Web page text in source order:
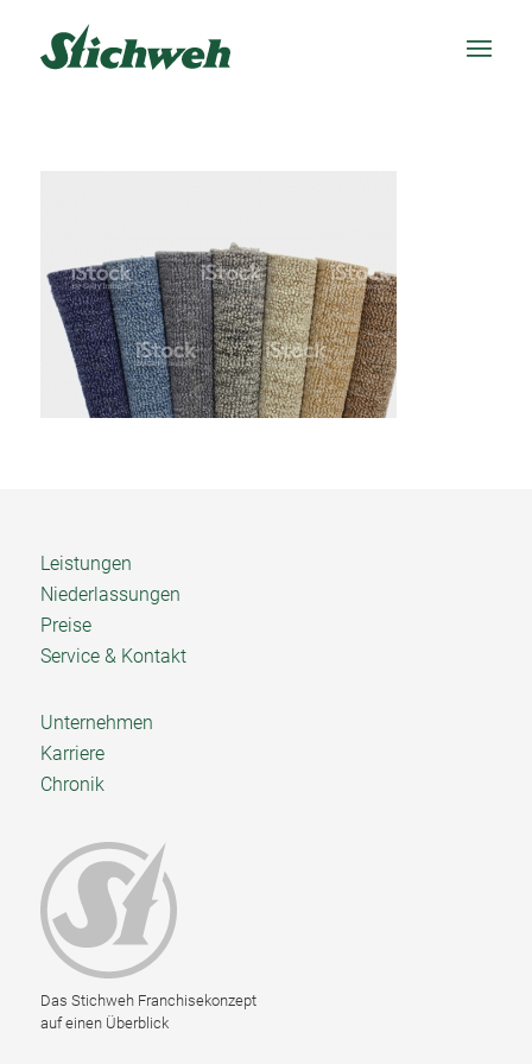
Leistungen
Niederlassungen
Preise
Service & Kontakt
Unternehmen
Karriere
Chronik
Das Stichweh Franchisekonzept
auf einen Überblick